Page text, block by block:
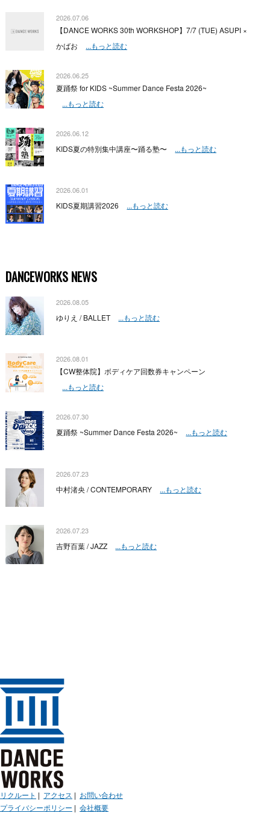
2026.07.06
【DANCE WORKS 30th WORKSHOP】7/7 (TUE) ASUPI ×
かばお
...もっと読む
2026.06.25
夏踊祭 for KIDS ~Summer Dance Festa 2026~
...もっと読む
2026.06.12
KIDS夏の特別集中講座〜踊る塾〜 ...もっと読む
2026.06.01
KIDS夏期講習2026 ...もっと読む
DANCEWORKS NEWS
2026.08.05
ゆりえ / BALLET ...もっと読む
2026.08.01
【CW整体院】ボディケア回数券キャンペーン
...もっと読む
2026.07.30
夏踊祭 ~Summer Dance Festa 2026~ ...もっと読む
2026.07.23
中村渚央 / CONTEMPORARY ...もっと読む
2026.07.23
吉野百葉 / JAZZ ...もっと読む
リクルート | アクセス | お問い合わせ
プライバシーポリシー | 会社概要